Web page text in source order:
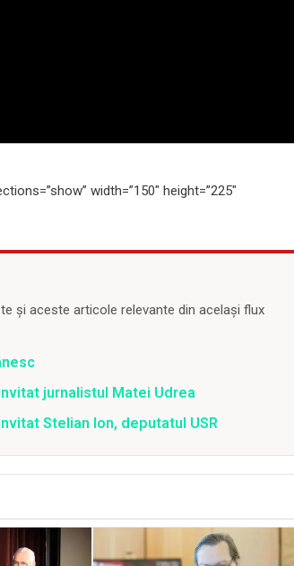
width=”150″ height=”225″
și aceste articole relevante din același flux
jurnalistul Matei Udrea
Stelian Ion, deputatul USR